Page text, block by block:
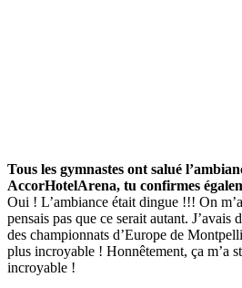
Tous les gymnastes ont salué
AccorHotelArena, tu confirmes
Oui ! L’ambiance était dingue !!! On
pensais pas que ce serait autant. J’avais
des championnats d’Europe de
plus incroyable ! Honnêtement, ça m’a
incroyable !